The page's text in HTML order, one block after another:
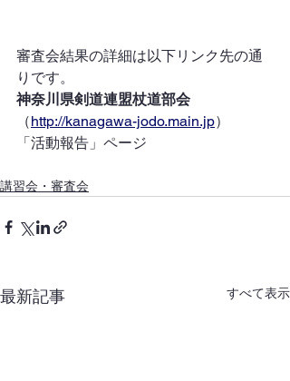
審査会結果の詳細は以下リンク先の通
りです。
神奈川県剣道連盟杖道部会
（http://kanagawa-jodo.main.jp）
「活動報告」ページ
講習会・審査会
最新記事 すべて表示